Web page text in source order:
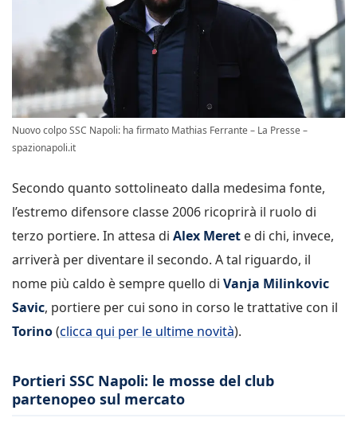
Nuovo colpo SSC Napoli: ha firmato Mathias Ferrante – La Presse –
spazionapoli.it
Secondo quanto sottolineato dalla medesima fonte,
l’estremo difensore classe 2006 ricoprirà il ruolo di
terzo portiere. In attesa di Alex Meret e di chi, invece,
arriverà per diventare il secondo. A tal riguardo, il
nome più caldo è sempre quello di Vanja Milinkovic
Savic, portiere per cui sono in corso le trattative con il
Torino(clicca qui per le ultime novità).
Portieri SSC Napoli: le mosse del club
partenopeo sul mercato